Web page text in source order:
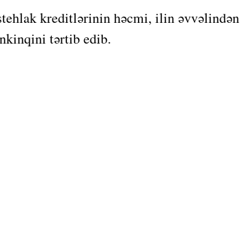
kreditlərinin həcmi, ilin əvvəlindən
tərtib edib.